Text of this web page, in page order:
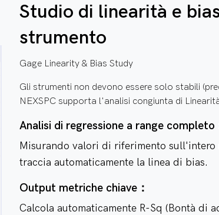
Studio di linearità e
strumento
Gage Linearity & Bias Study
Gli strumenti non devono essere solo stabili
NEXSPC supporta l'analisi congiunta di
Analisi di regressione a range completo
Misurando valori di riferimento sull'intero
traccia automaticamente la linea di bias.
Output metriche chiave：
Calcola automaticamente R-Sq (Bontà di